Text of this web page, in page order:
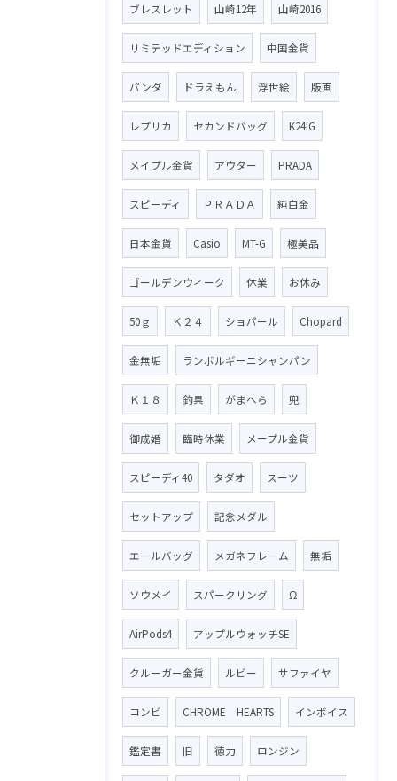
ブレスレット 山崎12年 山崎2016
リミテッドエディション 中国金貨
パンダ ドラえもん 浮世絵 版画
レプリカ セカンドバッグ K24IG
メイプル金貨 アウター PRADA
スピーディ ＰＲＡＤＡ 純白金
日本金貨 Casio MT-G 極美品
ゴールデンウィーク 休業 お休み
50ｇ Ｋ２４ ショパール Chopard
金無垢 ランボルギーニシャンパン
Ｋ１８ 釣具 がまへら 兜
御成婚 臨時休業 メープル金貨
スピーディ40 タダオ スーツ
セットアップ 記念メダル
エールバッグ メガネフレーム 無垢
ソウメイ スパークリング Ω
AirPods4 アップルウォッチSE
クルーガー金貨 ルビー サファイヤ
コンビ CHROME HEARTS インボイス
鑑定書 旧 徳力 ロンジン